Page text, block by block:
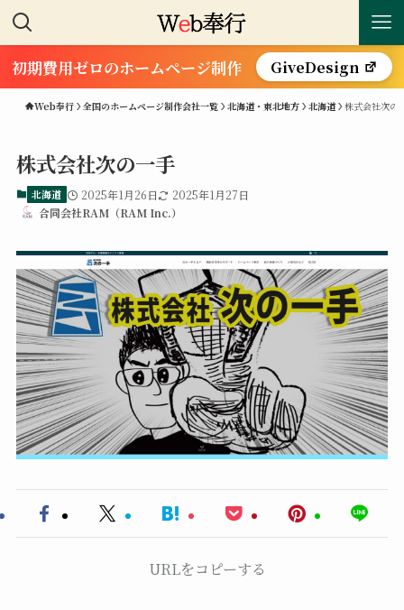
初期費用ゼロのホームページ制作 GiveDesign
Web奉行 全国のホームページ制作会社一覧 北海道・東北地方 北海道 株式会社次の
株式会社次の一手
北海道 2025年1月26日
2025年1月27日
合同会社RAM（RAM Inc.）
URLをコピーする